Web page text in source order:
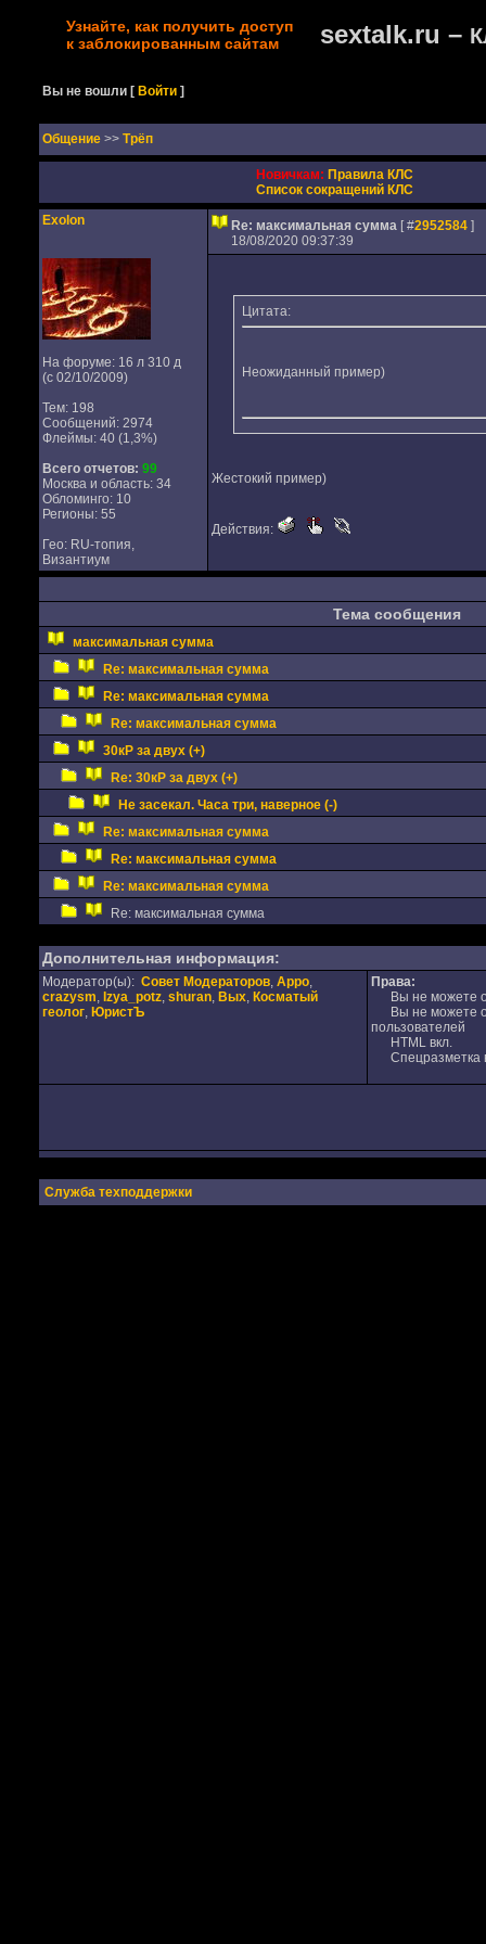
Узнайте, как получить доступ
к заблокированным сайтам
sextalk.ru –
Вы не вошли [Войти ]
Oбщение >> Трёп
Новичкам: Правила КЛС
Список сокращений КЛС
Exolon
На форуме: 16 л 310 д
(с 02/10/2009)
Тем: 198
Сообщений: 2974
Флеймы: 40 (1,3%)
Всего отчетов: 99
Москва и область: 34
Обломинго: 10
Регионы: 55
Гео: RU-топия,
Византиум
Re: максимальная сумма [ #2952584]
18/08/2020 09:37:39
Цитата:
Неожиданный пример)
Жестокий пример)
Действия:
Тема сообщения
максимальная сумма
Re: максимальная сумма
Re: максимальная сумма
Re: максимальная сумма
30кР за двух (+)
Re: 30кР за двух (+)
Не засекал. Часа три, наверное (-)
Re: максимальная сумма
Re: максимальная сумма
Re: максимальная сумма
Re: максимальная сумма
Дополнительная информация:
Модератор(ы): Совет Модераторов, Appo,
crazysm, Izya_potz, shuran, Вых, Косматый
геолог, ЮристЪ
Права:
Вы не можете
Вы не можете
пользователей
HTML вкл.
Спецразметка
Служба техподдержки